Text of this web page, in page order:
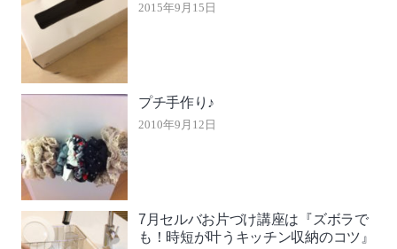
2015年9月15日
プチ手作り♪
2010年9月12日
7月セルバお片づけ講座は『ズボラで
も！時短が叶うキッチン収納のコツ』